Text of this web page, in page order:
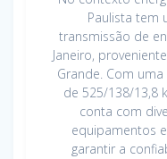
Paulista tem
transmissão de
Janeiro,
Grande. Com
de 525/138/13,8
conta com
equipamentos
garantir a